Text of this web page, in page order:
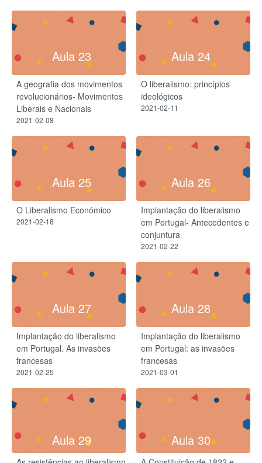
Aula 23
A geografia dos movimentos
revolucionários- Movimentos
Liberais e Nacionais
2021-02-08
Aula 24
O liberalismo: princípios
ideológicos
2021-02-11
Aula 25
O Liberalismo Económico
2021-02-18
Aula 26
Implantação do liberalismo
em Portugal- Antecedentes e
conjuntura
2021-02-22
Aula 27
Implantação do liberalismo
em Portugal. As invasões
francesas
2021-02-25
Aula 28
Implantação do liberalismo
em Portugal: as invasões
francesas
2021-03-01
Aula 29 Aula 30